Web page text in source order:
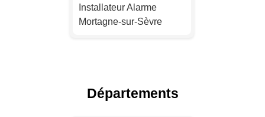
Installateur Alarme
Montpellier
Installateur Alarme Lille
Installateur Alarme
Mortagne-sur-Sèvre
Installateur Alarme Le
Départements